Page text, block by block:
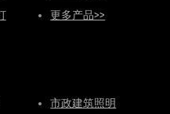
更多产品>>
市政建筑照明